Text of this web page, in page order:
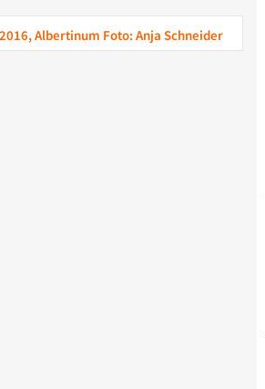
Albertinum Foto: Anja Schneider